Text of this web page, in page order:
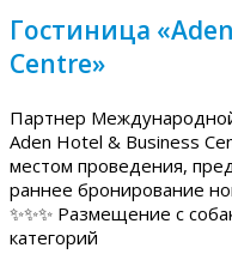
Гостиница
Centre»
Партнер
Aden Hotel & Business
местом проведения,
раннее бронирование
✨✨✨ Размещение с
категорий